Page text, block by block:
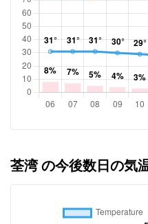
荃湾 の今後数日の気